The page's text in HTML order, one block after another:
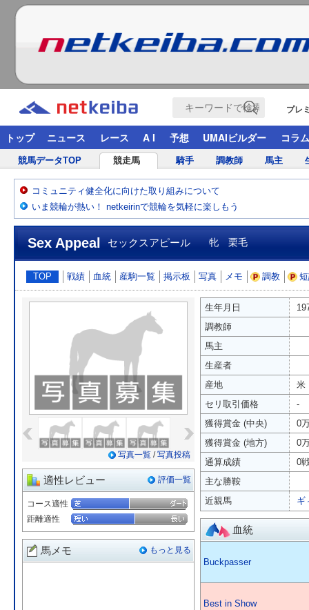
プレ
トップ ニュース レース A I 予想 UMAIビルダー コラム
競馬データTOP 競走馬 騎手 調教師 馬主
コミュニティ健全化に向けた取り組みについて
いま競輪が熱い！ netkeirinで競輪を気軽に楽しもう
Sex Appeal セックスアピール 牝 栗毛
TOP 戦績 血統 産駒一覧 掲示板 写真 メモ 調教
写真一覧 /写真投稿
適性レビュー 評価一覧
コース適性
距離適性
馬メモ もっと見る
生年月日
調教師
馬主
生産者
産地
米
セリ取引価格
-
獲得賞金 (中央)
0
獲得賞金 (地方)
0
通算成績
0
主な勝鞍
近親馬
ギ
血統
Buckpasser
Best in Show